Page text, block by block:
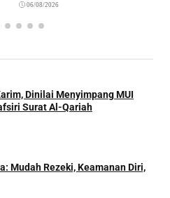
06/08/2026
Dinilai Menyimpang MUI
Surat Al-Qariah
Mudah Rezeki, Keamanan Diri,